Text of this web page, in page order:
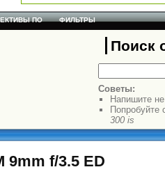
ПО ФИЛЬТРЫ
Поиск
Советы:
Напишите
Попробуйте
300 is
9mm f/3.5 ED